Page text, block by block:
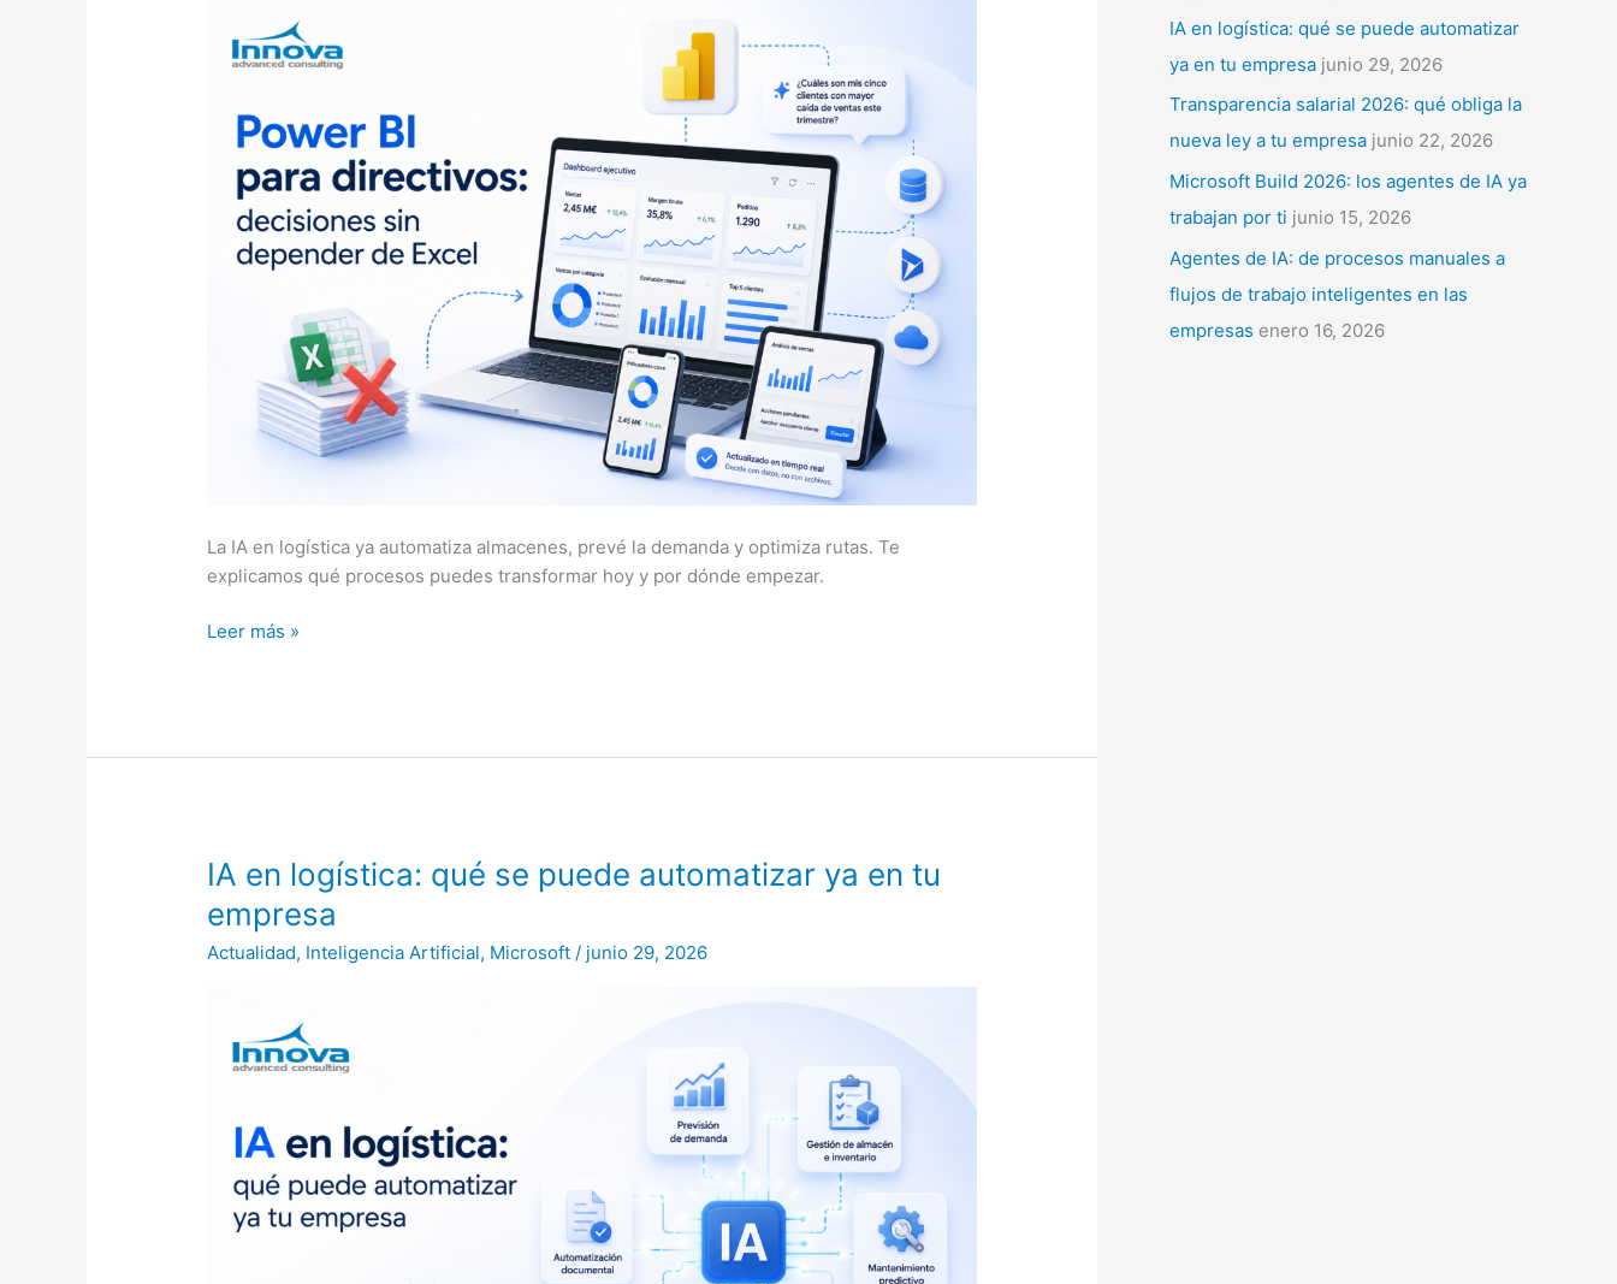
La IA en logística ya automatiza almacenes, prevé la demanda y optimiza rutas. Te
explicamos qué procesos puedes transformar hoy y por dónde empezar.
depender
Leer más »
IA en logística: qué se puede automatizar ya en tu
empresa
Actualidad, Inteligencia Artificial, Microsoft / junio 29, 2026
IA
logística:
qué
automatizar
empresa
:
IA en logística: qué se puede automatizar
ya en tu empresa junio 29, 2026
Transparencia salarial 2026: qué obliga la
nueva ley a tu empresa junio 22, 2026
Microsoft Build 2026: los agentes de IA ya
trabajan por ti junio 15, 2026
Agentes de IA: de procesos manuales a
flujos de trabajo inteligentes en las
empresas enero 16, 2026